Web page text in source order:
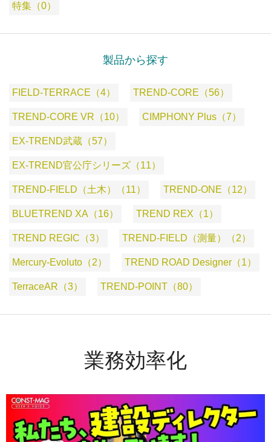
特集（0）
製品から探す
FIELD-TERRACE（4） TREND-CORE（56）
TREND-CORE VR（10） CIMPHONY Plus（7）
EX-TREND武蔵（57）
EX-TREND官公庁シリーズ（11）
TREND-FIELD（土木）（11） TREND-ONE（12）
BLUETREND XA（16） TREND REX（1）
TREND REGIC（3） TREND-FIELD（測量）（2）
Mercury-Evoluto（2） TREND ROAD Designer（1）
TerraceAR（3） TREND-POINT（80）
業務効率化